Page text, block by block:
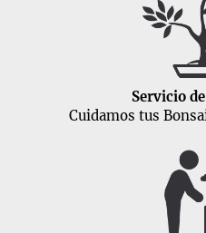
Servicio
Cuidamos tus